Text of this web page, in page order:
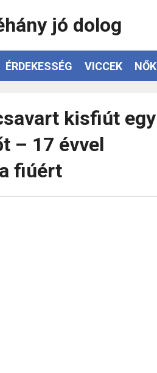
jó dolog
ÉRDEKESSÉG VICCEK NŐK
kisfiút egy
– 17 évvel
fiúért